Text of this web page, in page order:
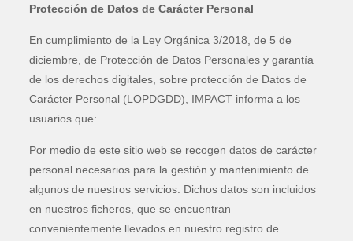
Protección de Datos de Carácter Personal
En cumplimiento de la Ley Orgánica 3/2018, de 5 de
diciembre, de Protección de Datos Personales y garantía
de los derechos digitales, sobre protección de Datos de
Carácter Personal (LOPDGDD), IMPACT informa a los
usuarios que:
Por medio de este sitio web se recogen datos de carácter
personal necesarios para la gestión y mantenimiento de
algunos de nuestros servicios. Dichos datos son incluidos
en nuestros ficheros, que se encuentran
convenientemente llevados en nuestro registro de